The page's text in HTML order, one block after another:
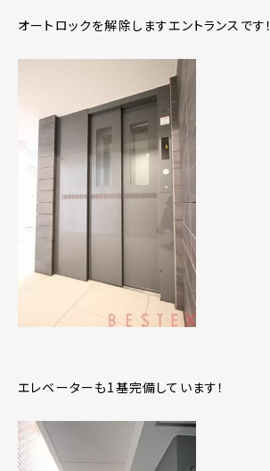
オートロックを解除しますエントランスです！
エレベーターも1基完備しています！